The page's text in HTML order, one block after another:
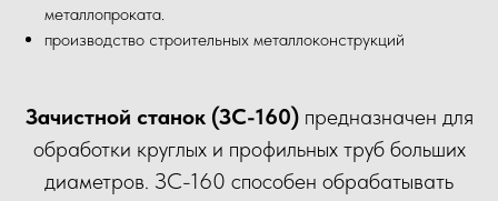
металлопроката.
производство строительных металлоконструкций
Зачистной станок (ЗС-160)предназначен для
обработки круглых и профильных труб больших
диаметров. ЗС-160 способен обрабатывать